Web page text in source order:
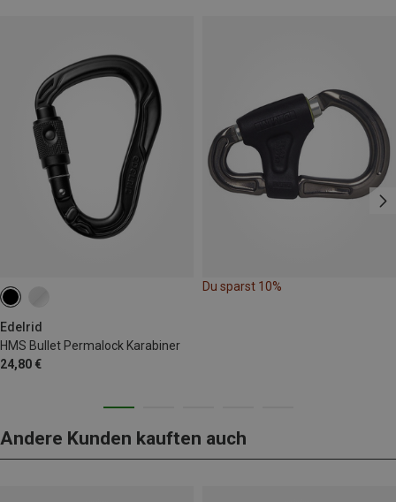
Edelrid
HMS Bullet Permalock Karabiner
24,80 €
Du sparst 10%
Andere Kunden kauften auch